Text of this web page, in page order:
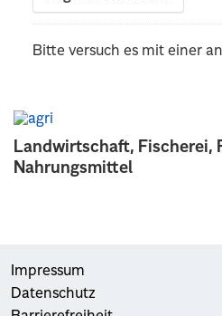
Landwirtschaft, Fischerei,
Nahrungsmittel
Bitte versuch es mit einer
Impressum
Datenschutz